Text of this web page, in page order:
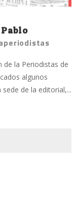
de la Periodistas de
algunos
de la editorial,...